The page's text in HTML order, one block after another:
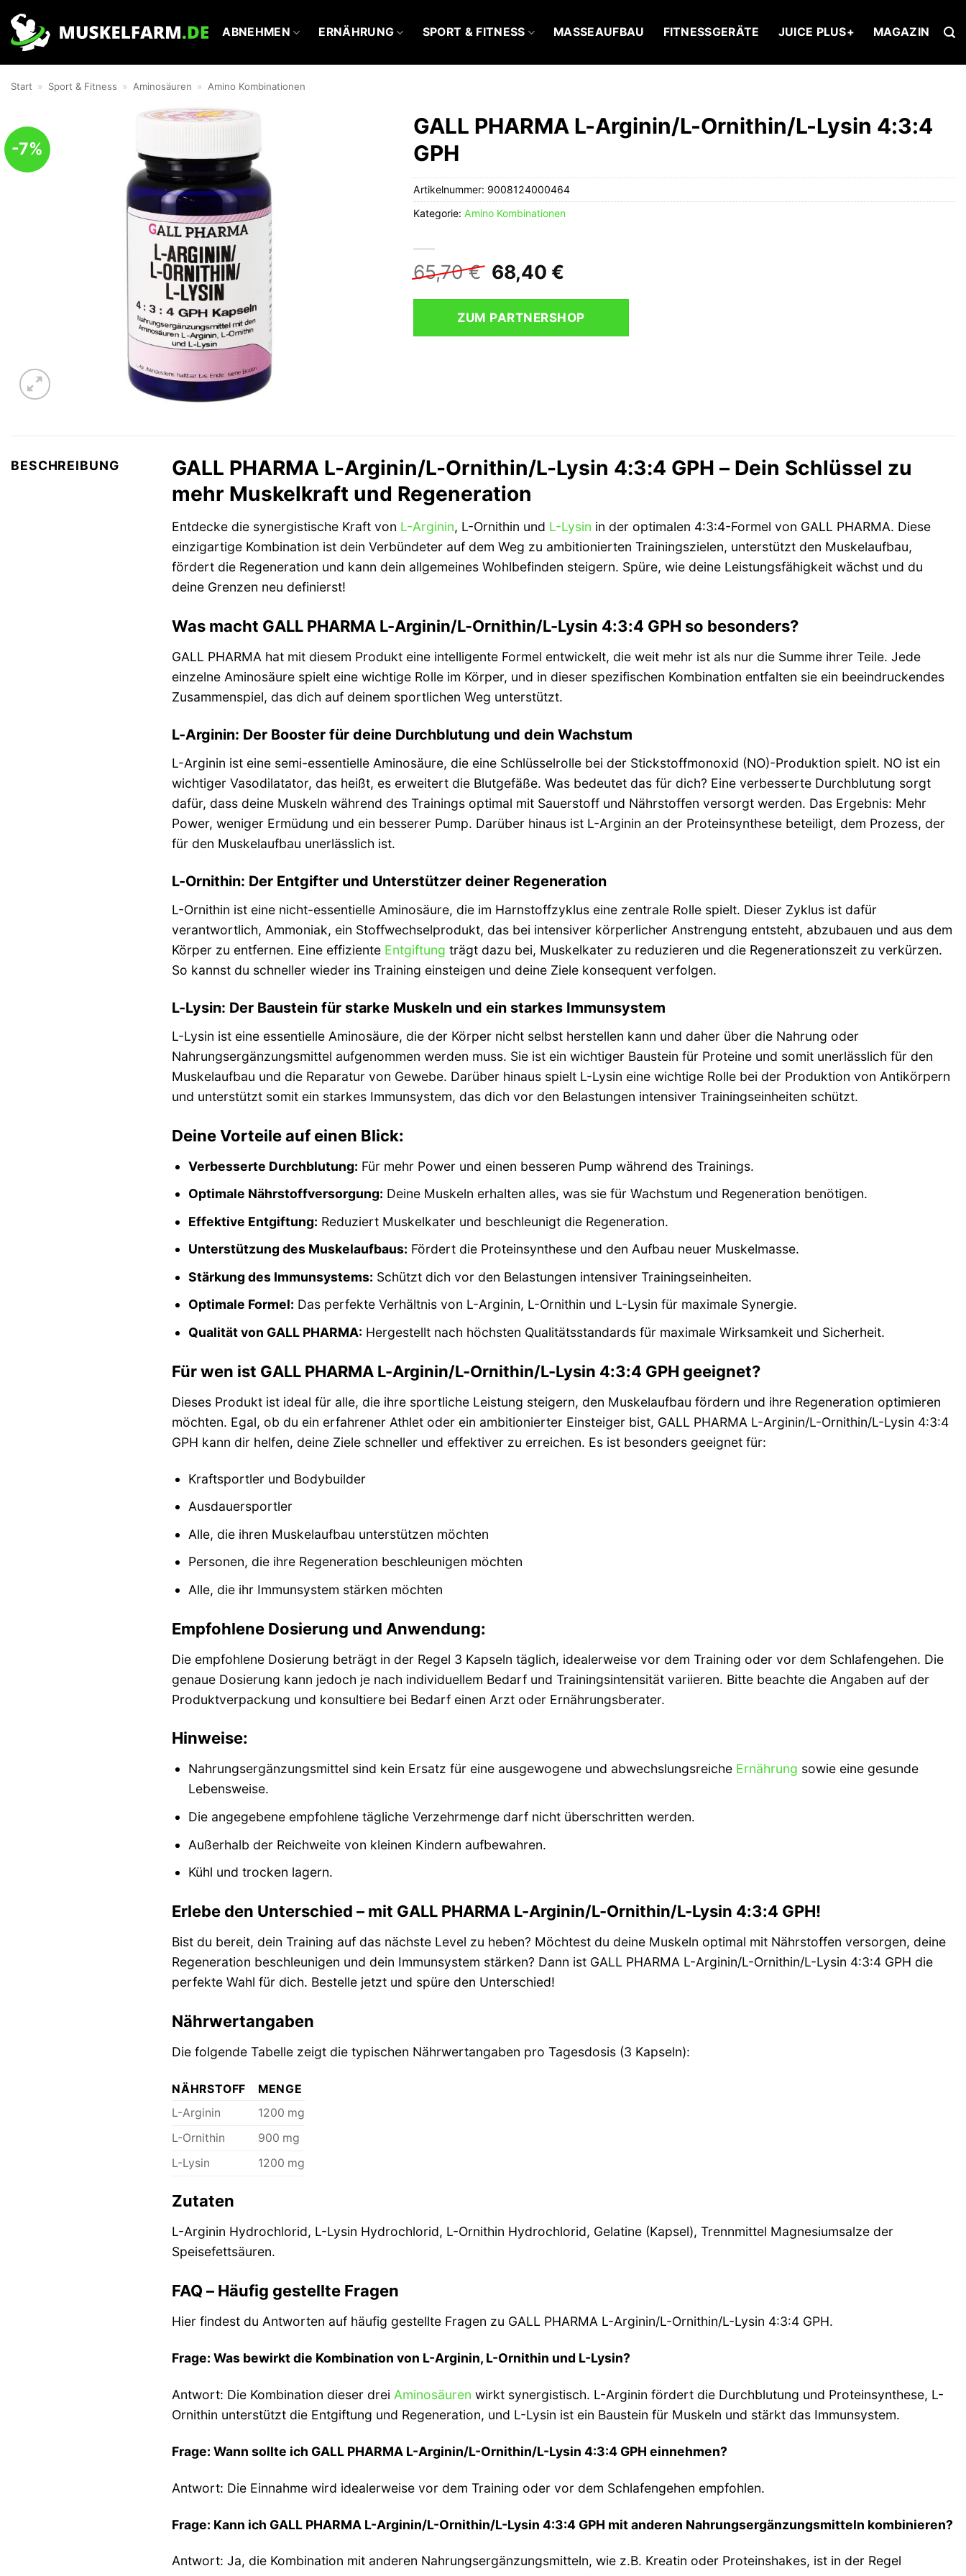
Inhalt
springen
ABNEHMEN ERNÄHRUNG SPORT & FITNESS MASSEAUFBAU FITNESSGERÄTE JUICE PLUS+ MAGAZIN
Start » Sport & Fitness » Aminosäuren » Amino Kombinationen
-7%
GALL PHARMA L-Arginin/L-Ornithin/L-Lysin 4:3:4
GPH
65,70€ Ursprünglicher
Preis
war:
65,70 €
68,40 €Aktueller
ist:
68,40 €.
ZUM PARTNERSHOP
Artikelnummer: 9008124000464
Kategorie: Amino Kombinationen
BESCHREIBUNG
GALL PHARMA L-Arginin/L-Ornithin/L-Lysin 4:3:4 GPH – Dein Schlüssel zu
mehr Muskelkraft und Regeneration
Entdecke die synergistische Kraft von L-Arginin, L-Ornithin und L-Lysin in der optimalen 4:3:4-Formel von GALL PHARMA. Diese
einzigartige Kombination ist dein Verbündeter auf dem Weg zu ambitionierten Trainingszielen, unterstützt den Muskelaufbau,
fördert die Regeneration und kann dein allgemeines Wohlbefinden steigern. Spüre, wie deine Leistungsfähigkeit wächst und du
deine Grenzen neu definierst!
Was macht GALL PHARMA L-Arginin/L-Ornithin/L-Lysin 4:3:4 GPH so besonders?
GALL PHARMA hat mit diesem Produkt eine intelligente Formel entwickelt, die weit mehr ist als nur die Summe ihrer Teile. Jede
einzelne Aminosäure spielt eine wichtige Rolle im Körper, und in dieser spezifischen Kombination entfalten sie ein beeindruckendes
Zusammenspiel, das dich auf deinem sportlichen Weg unterstützt.
L-Arginin: Der Booster für deine Durchblutung und dein Wachstum
L-Arginin ist eine semi-essentielle Aminosäure, die eine Schlüsselrolle bei der Stickstoffmonoxid (NO)-Produktion spielt. NO ist ein
wichtiger Vasodilatator, das heißt, es erweitert die Blutgefäße. Was bedeutet das für dich? Eine verbesserte Durchblutung sorgt
dafür, dass deine Muskeln während des Trainings optimal mit Sauerstoff und Nährstoffen versorgt werden. Das Ergebnis: Mehr
Power, weniger Ermüdung und ein besserer Pump. Darüber hinaus ist L-Arginin an der Proteinsynthese beteiligt, dem Prozess, der
für den Muskelaufbau unerlässlich ist.
L-Ornithin: Der Entgifter und Unterstützer deiner Regeneration
L-Ornithin ist eine nicht-essentielle Aminosäure, die im Harnstoffzyklus eine zentrale Rolle spielt. Dieser Zyklus ist dafür
verantwortlich, Ammoniak, ein Stoffwechselprodukt, das bei intensiver körperlicher Anstrengung entsteht, abzubauen und aus dem
Körper zu entfernen. Eine effiziente Entgiftung trägt dazu bei, Muskelkater zu reduzieren und die Regenerationszeit zu verkürzen.
So kannst du schneller wieder ins Training einsteigen und deine Ziele konsequent verfolgen.
L-Lysin: Der Baustein für starke Muskeln und ein starkes Immunsystem
L-Lysin ist eine essentielle Aminosäure, die der Körper nicht selbst herstellen kann und daher über die Nahrung oder
Nahrungsergänzungsmittel aufgenommen werden muss. Sie ist ein wichtiger Baustein für Proteine und somit unerlässlich für den
Muskelaufbau und die Reparatur von Gewebe. Darüber hinaus spielt L-Lysin eine wichtige Rolle bei der Produktion von Antikörpern
und unterstützt somit ein starkes Immunsystem, das dich vor den Belastungen intensiver Trainingseinheiten schützt.
Deine Vorteile auf einen Blick:
Verbesserte Durchblutung: Für mehr Power und einen besseren Pump während des Trainings.
Optimale Nährstoffversorgung: Deine Muskeln erhalten alles, was sie für Wachstum und Regeneration benötigen.
Effektive Entgiftung: Reduziert Muskelkater und beschleunigt die Regeneration.
Unterstützung des Muskelaufbaus: Fördert die Proteinsynthese und den Aufbau neuer Muskelmasse.
Stärkung des Immunsystems: Schützt dich vor den Belastungen intensiver Trainingseinheiten.
Optimale Formel: Das perfekte Verhältnis von L-Arginin, L-Ornithin und L-Lysin für maximale Synergie.
Qualität von GALL PHARMA: Hergestellt nach höchsten Qualitätsstandards für maximale Wirksamkeit und Sicherheit.
Für wen ist GALL PHARMA L-Arginin/L-Ornithin/L-Lysin 4:3:4 GPH geeignet?
Dieses Produkt ist ideal für alle, die ihre sportliche Leistung steigern, den Muskelaufbau fördern und ihre Regeneration optimieren
möchten. Egal, ob du ein erfahrener Athlet oder ein ambitionierter Einsteiger bist, GALL PHARMA L-Arginin/L-Ornithin/L-Lysin 4:3:4
GPH kann dir helfen, deine Ziele schneller und effektiver zu erreichen. Es ist besonders geeignet für:
Kraftsportler und Bodybuilder
Ausdauersportler
Alle, die ihren Muskelaufbau unterstützen möchten
Personen, die ihre Regeneration beschleunigen möchten
Alle, die ihr Immunsystem stärken möchten
Empfohlene Dosierung und Anwendung:
Die empfohlene Dosierung beträgt in der Regel 3 Kapseln täglich, idealerweise vor dem Training oder vor dem Schlafengehen. Die
genaue Dosierung kann jedoch je nach individuellem Bedarf und Trainingsintensität variieren. Bitte beachte die Angaben auf der
Produktverpackung und konsultiere bei Bedarf einen Arzt oder Ernährungsberater.
Hinweise:
Nahrungsergänzungsmittel sind kein Ersatz für eine ausgewogene und abwechslungsreiche Ernährung sowie eine gesunde
Lebensweise.
Die angegebene empfohlene tägliche Verzehrmenge darf nicht überschritten werden.
Außerhalb der Reichweite von kleinen Kindern aufbewahren.
Kühl und trocken lagern.
Erlebe den Unterschied – mit GALL PHARMA L-Arginin/L-Ornithin/L-Lysin 4:3:4 GPH!
Bist du bereit, dein Training auf das nächste Level zu heben? Möchtest du deine Muskeln optimal mit Nährstoffen versorgen, deine
Regeneration beschleunigen und dein Immunsystem stärken? Dann ist GALL PHARMA L-Arginin/L-Ornithin/L-Lysin 4:3:4 GPH die
perfekte Wahl für dich. Bestelle jetzt und spüre den Unterschied!
Nährwertangaben
Die folgende Tabelle zeigt die typischen Nährwertangaben pro Tagesdosis (3 Kapseln):
NÄHRSTOFF
MENGE
L-Arginin
1200 mg
L-Ornithin
900 mg
L-Lysin
1200 mg
Zutaten
L-Arginin Hydrochlorid, L-Lysin Hydrochlorid, L-Ornithin Hydrochlorid, Gelatine (Kapsel), Trennmittel Magnesiumsalze der
Speisefettsäuren.
FAQ – Häufig gestellte Fragen
Hier findest du Antworten auf häufig gestellte Fragen zu GALL PHARMA L-Arginin/L-Ornithin/L-Lysin 4:3:4 GPH.
Frage: Was bewirkt die Kombination von L-Arginin, L-Ornithin und L-Lysin?
Antwort: Die Kombination dieser drei Aminosäuren wirkt synergistisch. L-Arginin fördert die Durchblutung und Proteinsynthese, L-
Ornithin unterstützt die Entgiftung und Regeneration, und L-Lysin ist ein Baustein für Muskeln und stärkt das Immunsystem.
Frage: Wann sollte ich GALL PHARMA L-Arginin/L-Ornithin/L-Lysin 4:3:4 GPH einnehmen?
Antwort: Die Einnahme wird idealerweise vor dem Training oder vor dem Schlafengehen empfohlen.
Frage: Kann ich GALL PHARMA L-Arginin/L-Ornithin/L-Lysin 4:3:4 GPH mit anderen Nahrungsergänzungsmitteln kombinieren?
Antwort: Ja, die Kombination mit anderen Nahrungsergänzungsmitteln, wie z.B. Kreatin oder Proteinshakes, ist in der Regel